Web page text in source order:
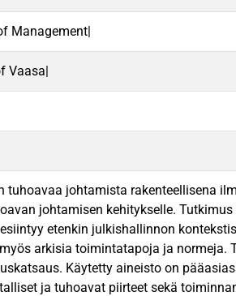
Management|
Vaasa|
johtamista rakenteellisena
johtamisen kehitykselle.
etenkin julkishallinnon
arkisia toimintatapoja ja normeja.
Käytetty aineisto on
ja tuhoavat piirteet sekä